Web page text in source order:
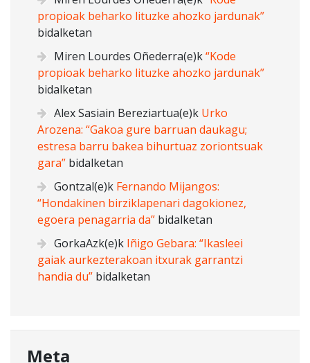
propioak beharko lituzke ahozko jardunak”
bidalketan
Miren Lourdes Oñederra(e)k“Kode
propioak beharko lituzke ahozko jardunak”
bidalketan
Alex Sasiain Bereziartua(e)k Urko
Arozena: “Gakoa gure barruan daukagu;
estresa barru bakea bihurtuaz zoriontsuak
gara” bidalketan
Gontzal(e)k Fernando Mijangos:
“Hondakinen birziklapenari dagokionez,
egoera penagarria da” bidalketan
GorkaAzk(e)k Iñigo Gebara: “Ikasleei
gaiak aurkezterakoan itxurak garrantzi
handia du” bidalketan
Meta